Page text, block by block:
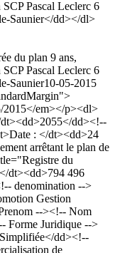
Pascal Leclerc 6
Saunier</dd></dl>
du plan 9 ans,
Pascal Leclerc 6
Saunier10-05-2015
2015</em></p><dl>
dd><!--
: </dt><dd>24
arrêtant le plan de
du
dt><dd>794 496
denomination -->
Gestion
--><!-- Nom
Forme Juridique -->
dd><!--
de